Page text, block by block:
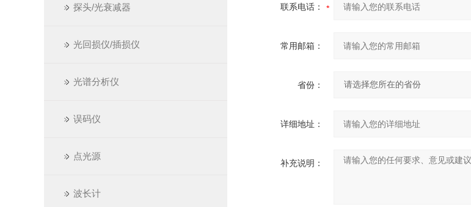
探头/光衰减器
光回损仪/插损仪
光谱分析仪
误码仪
点光源
波长计
联系电话：
常用邮箱：
省份：
详细地址：
补充说明：